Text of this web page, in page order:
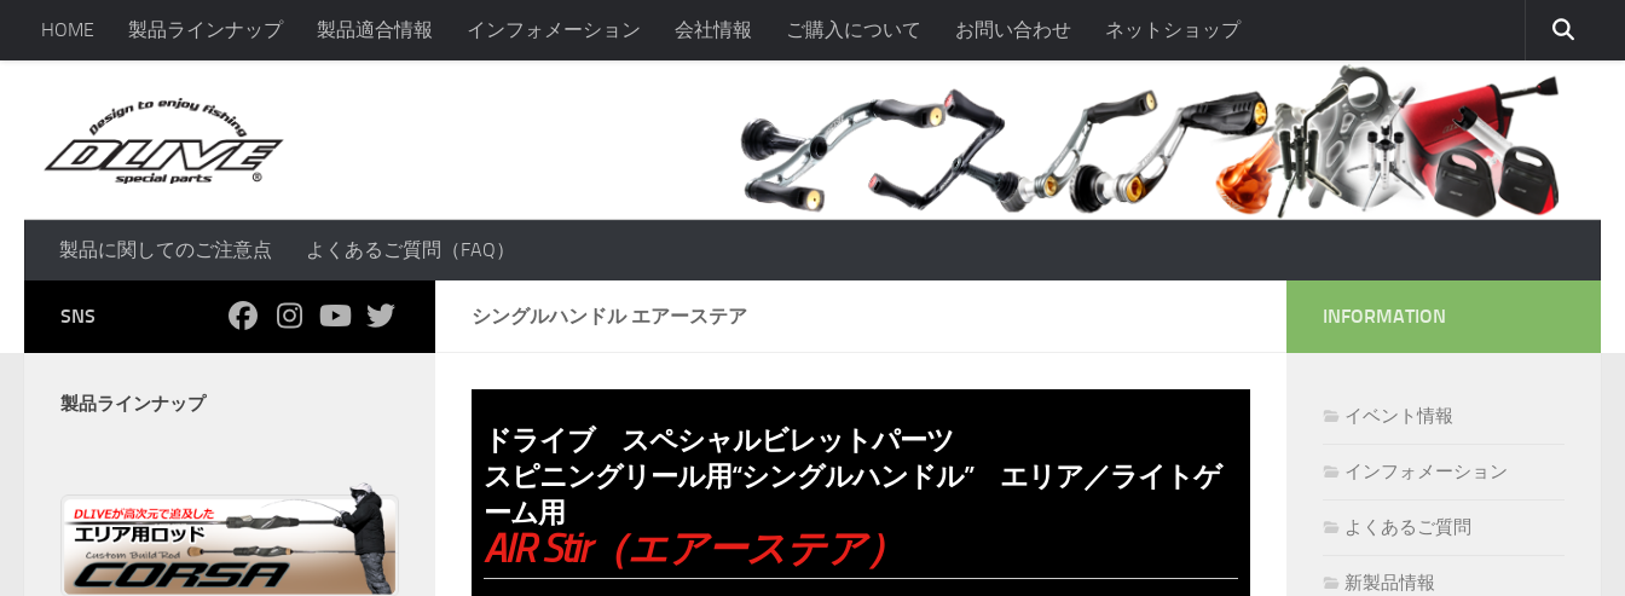
コンテンツへスキップ
HOME 製品ラインナップ 製品適合情報 インフォメーション 会社情報 ご購入について お問い合わせ ネットショップ
製品に関してのご注意点 よくあるご質問（FAQ）
シングルハンドル エアーステア
ドライブ スペシャルビレットパーツ
スピニングリール用“シングルハンドル” エリア／ライトゲ
ーム用
AIR Stir（エアーステア）
SNS
製品ラインナップ
INFORMATION
イベント情報
インフォメーション
よくあるご質問
新製品情報